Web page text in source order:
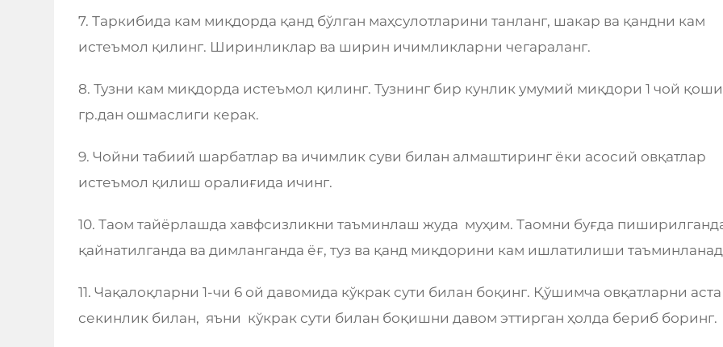
7. Таркибида кам миқдорда қанд бўлган маҳсулотларини танланг, шакар ва қандни кам
истеъмол қилинг. Ширинликлар ва ширин ичимликларни чегараланг.
8. Тузни кам миқдорда истеъмол қилинг. Тузнинг бир кунлик умумий миқдори 1 чой
гр.дан ошмаслиги керак.
9. Чойни табиий шарбатлар ва ичимлик суви билан алмаштиринг ёки асосий овқатлар
истеъмол қилиш оралиғида ичинг.
10. Таом тайёрлашда хавфсизликни таъминлаш жуда муҳим. Таомни буғда
қайнатилганда ва димланганда ёғ, туз ва қанд миқдорини кам ишлатилиши
11. Чақалоқларни 1-чи 6 ой давомида кўкрак сути билан боқинг. Қўшимча овқатларни аста
секинлик билан, яъни кўкрак сути билан боқишни давом эттирган ҳолда бериб боринг.